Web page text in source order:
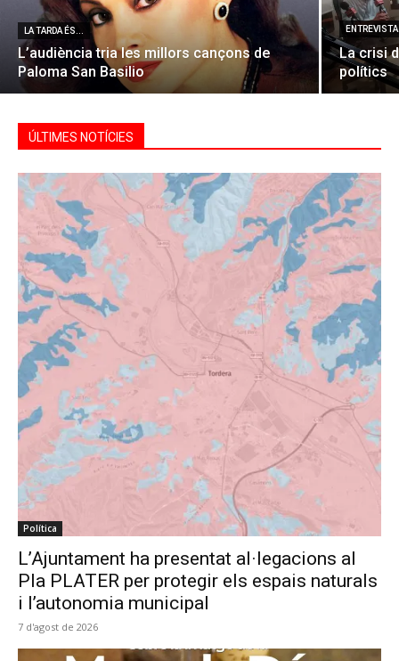
LA TARDA ÉS...
L’audiència tria les millors cançons de
Paloma San Basilio
La crisi
polítics
ÚLTIMES NOTÍCIES
Política
L’Ajuntament ha presentat al·legacions al
Pla PLATER per protegir els espais naturals
i l’autonomia municipal
7 d'agost de 2026